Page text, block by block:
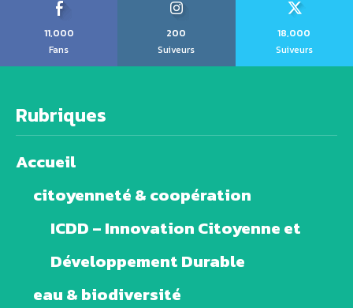
11,000
Fans
200
Suiveurs
18,000
Suiveurs
Rubriques
Accueil
citoyenneté & coopération
ICDD – Innovation Citoyenne et
Développement Durable
eau & biodiversité